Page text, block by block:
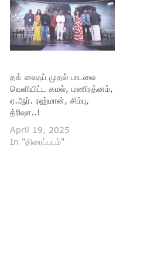
தக் லைஃப் முதல் பாடலை
வெளியிட்ட கமல், மணிரத்னம்,
ஏ.ஆர். ரஹ்மான், சிம்பு,
த்ரிஷா..!
April 19, 2025
In "திரைப்படம்"